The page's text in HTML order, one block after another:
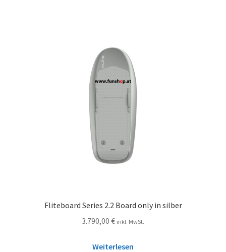
Fliteboard Series 2.2 Board only in silber
3.790,00 € inkl. MwSt.
Weiterlesen